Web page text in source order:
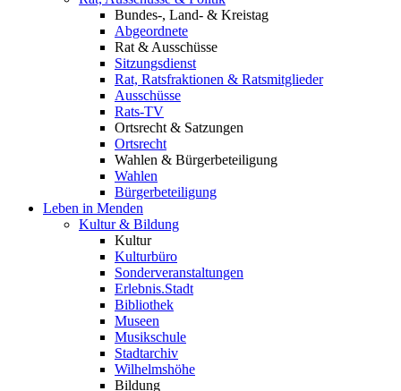
Bundes-, Land- & Kreistag
Abgeordnete
Rat & Ausschüsse
Sitzungsdienst
Rat, Ratsfraktionen & Ratsmitglieder
Ausschüsse
Rats-TV
Ortsrecht & Satzungen
Ortsrecht
Wahlen & Bürgerbeteiligung
Wahlen
Bürgerbeteiligung
Leben in Menden
Kultur & Bildung
Kultur
Kulturbüro
Sonderveranstaltungen
Erlebnis.Stadt
Bibliothek
Museen
Musikschule
Stadtarchiv
Wilhelmshöhe
Bildung